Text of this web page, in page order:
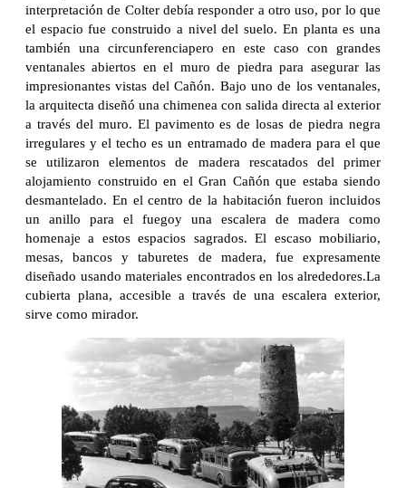
interpretación de Colter debía responder a otro uso, por lo que
el espacio fue construido a nivel del suelo. En planta es una
también una circunferenciapero en este caso con grandes
ventanales abiertos en el muro de piedra para asegurar las
impresionantes vistas del Cañón. Bajo uno de los ventanales,
la arquitecta diseñó una chimenea con salida directa al exterior
a través del muro. El pavimento es de losas de piedra negra
irregulares y el techo es un entramado de madera para el que
se utilizaron elementos de madera rescatados del primer
alojamiento construido en el Gran Cañón que estaba siendo
desmantelado. En el centro de la habitación fueron incluidos
un anillo para el fuegoy una escalera de madera como
homenaje a estos espacios sagrados. El escaso mobiliario,
mesas, bancos y taburetes de madera, fue expresamente
diseñado usando materiales encontrados en los alrededores.La
cubierta plana, accesible a través de una escalera exterior,
sirve como mirador.